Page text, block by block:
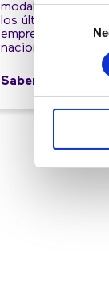
Selección
de
modalidades. Su
los últimos años
empresa de
nacional en el…
Saber más